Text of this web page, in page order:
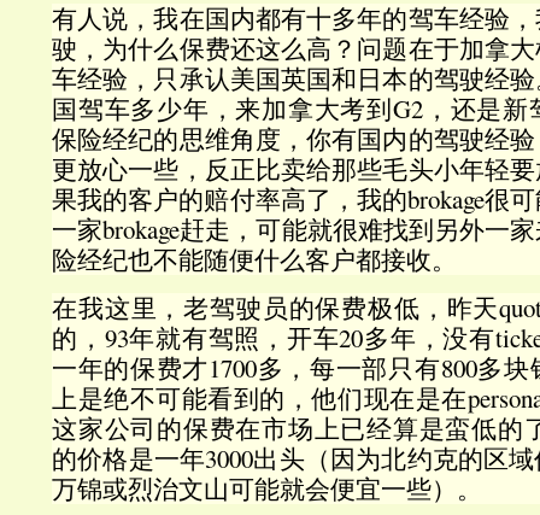
有人说，我在国内都有十多年的驾车经验
驶，为什么保费还这么高？问题在于加拿
车经验，只承认美国英国和日本的驾驶经
国驾车多少年，来加拿大考到G2，还是
保险经纪的思维角度，你有国内的驾驶经
更放心一些，反正比卖给那些毛头小年轻
果我的客户的赔付率高了，我的brokage很
一家brokage赶走，可能就很难找到另外一
险经纪也不能随便什么客户都接收。
在我这里，老驾驶员的保费极低，昨天
的，93年就有驾照，开车20多年，没有
一年的保费才1700多，每一部只有800多
上是绝不可能看到的，他们现在是在
这家公司的保费在市场上已经算是蛮低的
的价格是一年3000出头（因为北约克的区
万锦或烈治文山可能就会便宜一些）。